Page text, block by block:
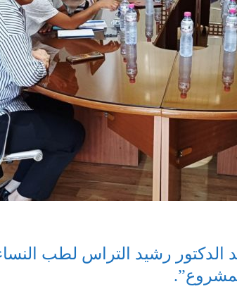
الدكتور رشيد التراس لطب